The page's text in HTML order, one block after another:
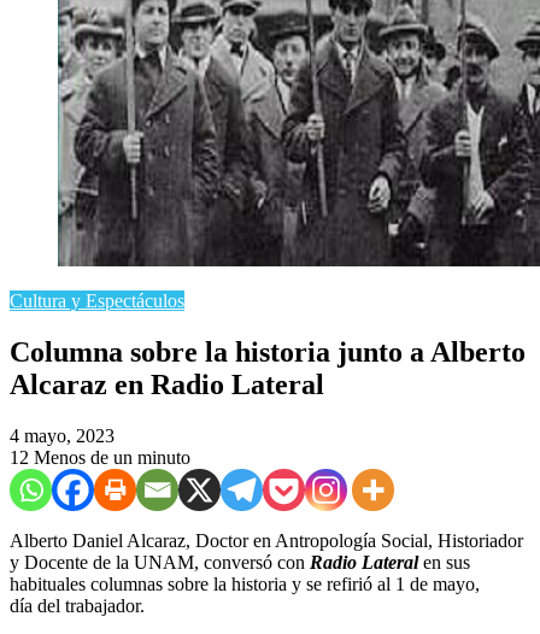
Cultura y Espectáculos
Columna sobre la historia junto a Alberto
Alcaraz en Radio Lateral
4 mayo, 2023
12 Menos de un minuto
Alberto Daniel Alcaraz, Doctor en Antropología Social, Historiador
y Docente de la UNAM, conversó con Radio Lateralen sus
habituales columnas sobre la historia y se refirió al 1 de mayo,
día del trabajador.